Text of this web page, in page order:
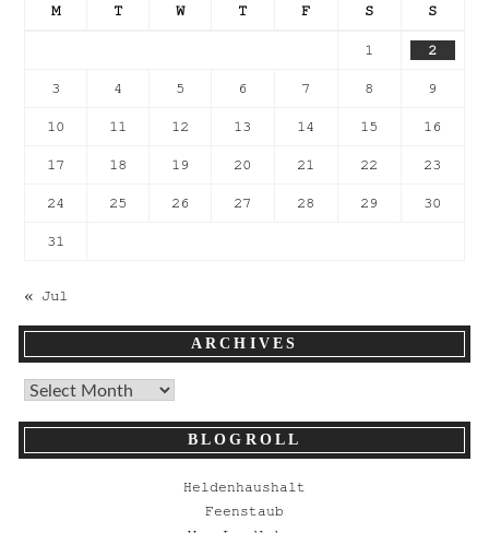
M
T W T F S S
1 2
3 4 5 6 7 8 9
10 11 12 13 14 15 16
17 18 19 20 21 22 23
24 25 26 27 28 29 30
31
« Jul
ARCHIVES
BLOGROLL
Heldenhaushalt
Feenstaub